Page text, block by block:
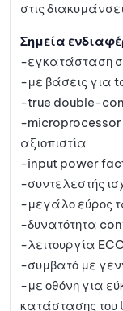
στις
Σημεία
-εγκατάσταση
-με βάσεις για
-true double-
-microprocessor
αξιοπιστία
-input power
-συντελεστής
-μεγάλο εύρος
-δυνατότητα
-λειτουργία
-συμβατό με
-με οθόνη για
κατάστασης του